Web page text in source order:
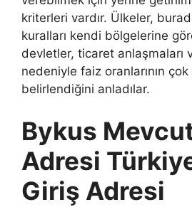
kriterleri vardır. Ülkeler,
kuralları kendi bölgelerine
devletler, ticaret anlaşmaları
nedeniyle faiz oranlarının
belirlendiğini anladılar.
Bykus
Adresi
Giriş Adresi